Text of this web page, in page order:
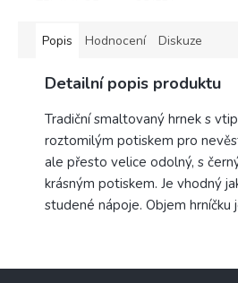
Popis Hodnocení Diskuze
Detailní popis produktu
Tradiční smaltovaný hrnek s
roztomilým potiskem pro
ale přesto velice odolný, s
krásným potiskem. Je vhodný
studené nápoje. Objem hrníčku